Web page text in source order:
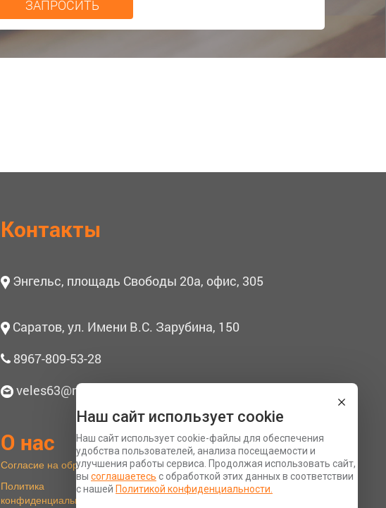
Контакты
Энгельс, площадь Свободы 20а, офис, 305
Саратов, ул. Имени В.С. Зарубина, 150
8967-809-53-28
veles63@mail.ru
О нас
Согласие на обработку персональных данных
Политика
конфиденциальности
Разработка сайта Space App
Наш сайт использует cookie
Наш сайт использует cookie-файлы для обеспечения
удобства пользователей, анализа посещаемости и
улучшения работы сервиса. Продолжая использовать сайт,
вы соглашаетесь с обработкой этих данных в соответствии
с нашей Политикой конфиденциальности.